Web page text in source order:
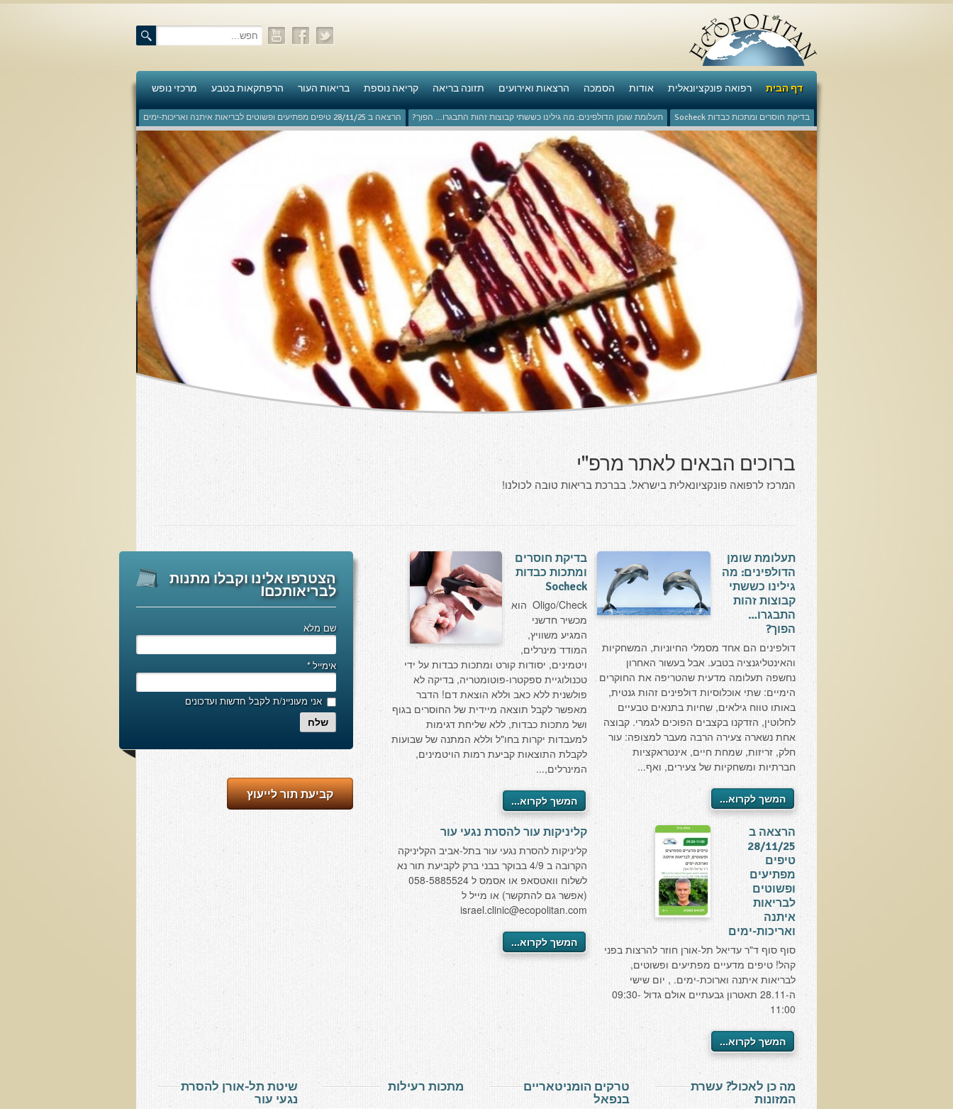
דף הבית רפואה פונקציונאלית אודות הסמכה הרצאות ואירועים תזונה בריאה קריאה נוספת בריאות העור הרפתקאות בטבע מרכזי נופש
בדיקת חוסרים ומתכות כבדות Socheck תעלומת שומן הדולפינים: מה גילינו כששתי קבוצות זהות התבגרו… הפוך? הרצאה ב 28/11/25 טיפים מפתיעים ופשוטים לבריאות איתנה ואריכות-ימים
ברוכים הבאים לאתר מרפ"י
המרכז לרפואה פונקציונאלית בישראל. בברכת בריאות טובה לכולנו!
תעלומת שומן
הדולפינים: מה
גילינו כששתי
קבוצות זהות
התבגרו…
הפוך?
דולפינים הם אחד מסמלי החיוניות, המשחקיות
והאינטליגנציה בטבע. אבל בעשור האחרון
נחשפה תעלומה מדעית שהטריפה את החוקרים
הימיים: שתי אוכלוסיות דולפינים זהות גנטית,
באותו טווח גילאים, שחיות בתנאים טבעיים
לחלוטין, הזדקנו בקצבים הפוכים לגמרי. קבוצה
אחת נשארה צעירה הרבה מעבר למצופה: עור
חלק, זריזות, שמחת חיים, אינטראקציות
חברתיות ומשחקיות של צעירים, ואף...
המשך לקרוא...
בדיקת חוסרים
ומתכות כבדות
Socheck
Oligo/Check הוא
מכשיר חדשני
המגיע משוויץ,
המודד מינרלים,
ויטמינים, יסודות קורט ומתכות כבדות על ידי
טכנולוגיית ספקטרו-פוטומטריה, בדיקה לא
פולשנית ללא כאב וללא הוצאת דם! הדבר
מאפשר לקבל תוצאה מיידית של החוסרים בגוף
ושל מתכות כבדות, ללא שליחת דגימות
למעבדות יקרות בחו"ל וללא המתנה של שבועות
לקבלת התוצאות קביעת רמות הויטמינים,
המינרלים,...
המשך לקרוא...
הרצאה ב
28/11/25
טיפים
מפתיעים
ופשוטים
לבריאות
איתנה
ואריכות-ימים
סוף סוף ד"ר עדיאל תל-אורן חוזר להרצות בפני
קהל! טיפים מדעיים מפתיעים ופשוטים,
לבריאות איתנה וארוכת-ימים. , יום שישי
ה-28.11 תאטרון גבעתיים אולם גדול 09:30-
11:00
המשך לקרוא...
קליניקות עור להסרת נגעי עור
קליניקות להסרת נגעי עור בתל-אביב הקליניקה
הקרובה ב 4/9 בבוקר בבני ברק לקביעת תור נא
לשלוח וואטסאפ או אסמס ל 058-5885524
(אפשר גם להתקשר) או מייל ל
israel.clinic@ecopolitan.com
המשך לקרוא...
הצטרפו אלינו וקבלו מתנות
לבריאותכם!
שם מלא
אימייל*
אני מעוניינ/ת לקבל חדשות ועדכונים
שלח
קביעת תור לייעוץ
מה כן לאכול? עשרת
המזונות
טרקים הומניטאריים
בנפאל
מתכות רעילות
שיטת תל-אורן להסרת
נגעי עור